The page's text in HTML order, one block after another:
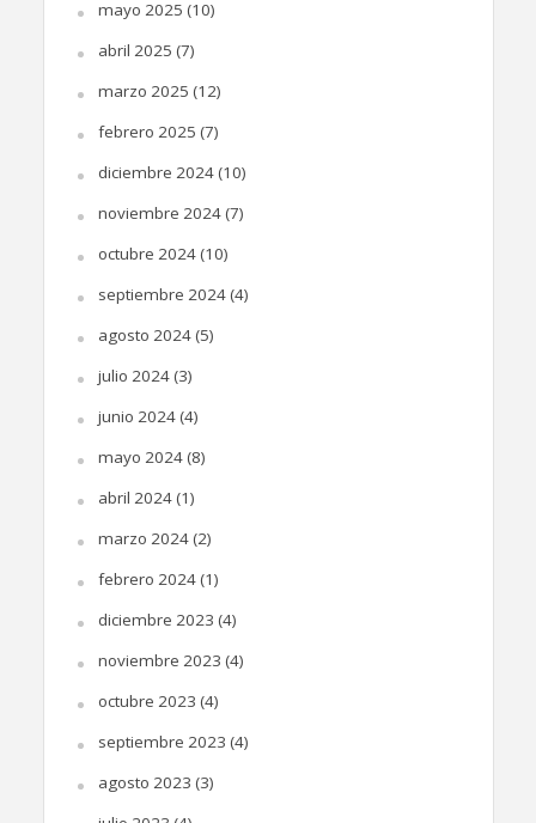
mayo 2025 (10)
abril 2025 (7)
marzo 2025 (12)
febrero 2025 (7)
diciembre 2024(10)
noviembre 2024(7)
octubre 2024(10)
septiembre 2024(4)
agosto 2024(5)
julio 2024(3)
junio 2024(4)
mayo 2024(8)
abril 2024(1)
marzo 2024(2)
febrero 2024(1)
diciembre 2023 (4)
noviembre 2023 (4)
octubre 2023 (4)
septiembre 2023 (4)
agosto 2023 (3)